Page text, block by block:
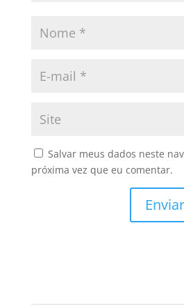
Salvar meus dados neste
próxima vez que eu comentar.